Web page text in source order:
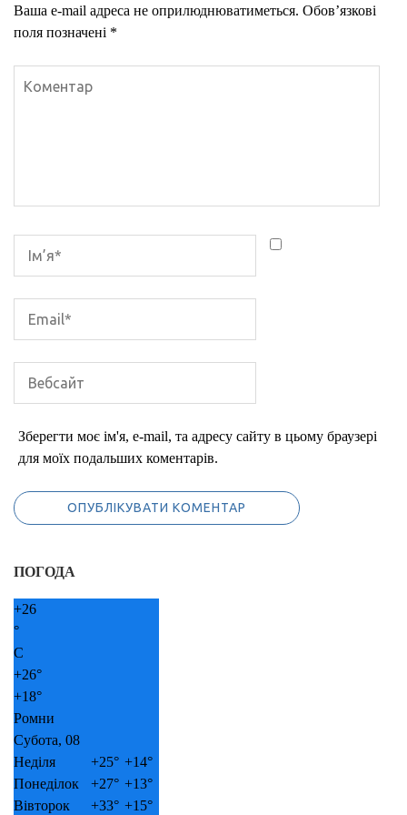
Ваша e-mail адреса не оприлюднюватиметься. Обов’язкові
поля позначені *
Зберегти моє ім'я, e-mail, та адресу сайту в цьому браузері
для моїх подальших коментарів.
ПОГОДА
+26
°
C
+26°
+18°
Ромни
Субота, 08
Неділя
+25° +14°
Понеділок
+27° +13°
Вівторок
+33° +15°